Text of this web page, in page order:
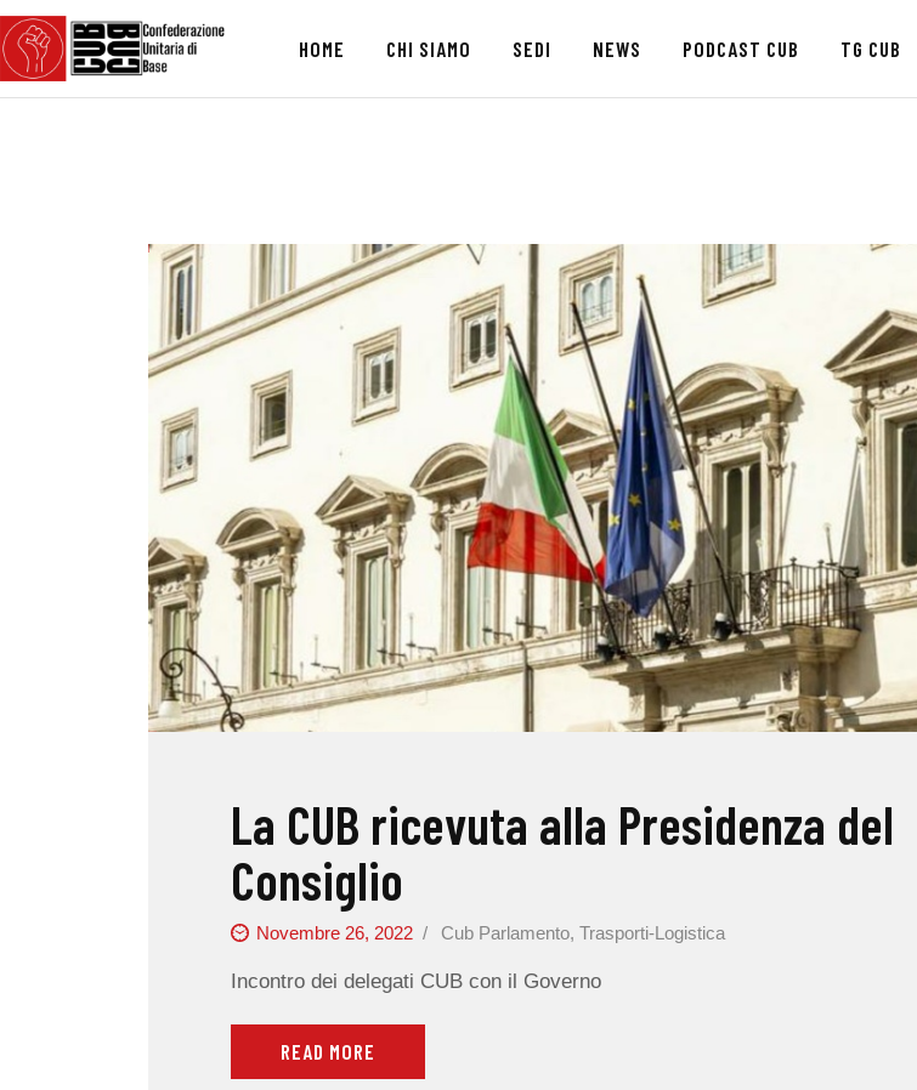
HOME CHI SIAMO SEDI NEWS PODCAST CUB TG CUB
HOME
CHI SIAMO
NEWS
PODCAST CUB
TG CUB
INTERNAZIONALE
RASSEGNA STAMPA
La CUB ricevuta alla Presidenza del
Consiglio
Novembre 26, 2022 Cub Parlamento,Trasporti-Logistica
Incontro dei delegati CUB con il Governo
READ MORE